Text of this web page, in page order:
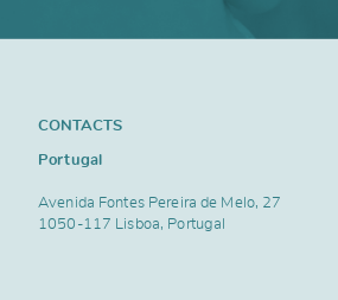
CONTACTS
Portugal
Avenida Fontes Pereira de Melo, 27
1050-117 Lisboa, Portugal